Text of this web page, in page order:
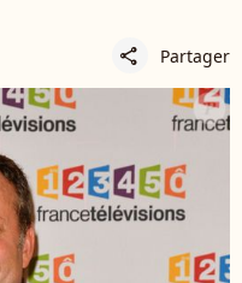
share Partager